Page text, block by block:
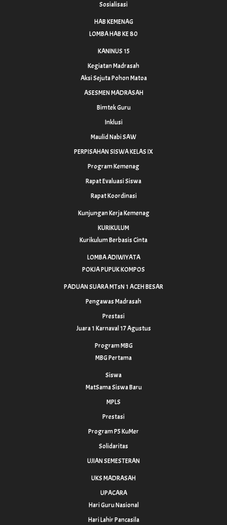
Sosialisasi
HAB KEMENAG
LOMBA HAB KE 80
KANINUS 15
Kegiatan Madrasah
Aksi Sejuta Pohon Matoa
ASESMEN MADRASAH
Bimtek Guru
Inklusi
Maulid Nabi SAW
PERPISAHAN SISWA KELAS IX
Program Kemenag
Rapat Evaluasi Siswa
Rapat Koordinasi
Kunjungan Kerja Kemenag
KURIKULUM
Kurikulum Berbasis Cinta
LOMBA ADIWIYATA
POKJA PUPUK KOMPOS
PADUAN SUARA MTsN 1 ACEH BESAR
Pengawas Madrasah
Prestasi
Juara 1 Karnaval 17 Agustus
Program MBG
MBG Pertama
Siswa
MatSama Siswa Baru
MPLS
Prestasi
Program P5 KuMer
Solidaritas
UJIAN SEMESTERAN
UKS MADRASAH
UPACARA
Hari Guru Nasional
Hari Lahir Pancasila